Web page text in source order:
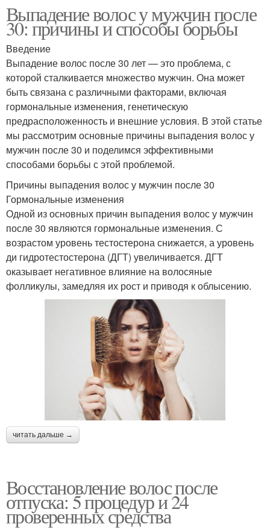
Выпадение волос у мужчин после
30: причины и способы борьбы
Введение
Выпадение волос после 30 лет — это проблема, с
которой сталкивается множество мужчин. Она может
быть связана с различными факторами, включая
гормональные изменения, генетическую
предрасположенность и внешние условия. В этой статье
мы рассмотрим основные причины выпадения волос у
мужчин после 30 и поделимся эффективными
способами борьбы с этой проблемой.
Причины выпадения волос у мужчин после 30
Гормональные изменения
Одной из основных причин выпадения волос у мужчин
после 30 являются гормональные изменения. С
возрастом уровень тестостерона снижается, а уровень
ди гидротестостерона (ДГТ) увеличивается. ДГТ
оказывает негативное влияние на волосяные
фолликулы, замедляя их рост и приводя к облысению.
читать дальше →
Восстановление волос после
отпуска: 5 процедур и 24
проверенных средства